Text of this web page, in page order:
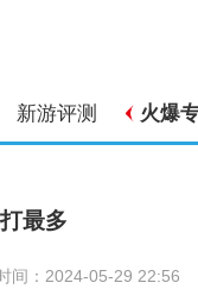
新游评测 火爆
最多
间：2024-05-29 22:56